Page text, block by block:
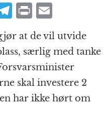
T
e
g
r
a
m
P
ri
n
t
m
ai
l
at de vil utvide
særlig med tanke
skal investere 2
har ikke hørt om